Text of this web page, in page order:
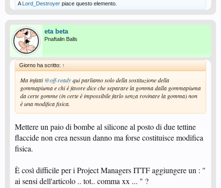
A Lord_Destroyer piace questo elemento.
eta beta
Pnaftalin Balls
Giorno ha scritto: ↑
Ma infatti@off-readyqui parliamo solo della sostituzione della
gommapiuma e chi è favore dice che separare la gomma dalla gommapiuma
da certe gomme (in certe è impossibile farlo senza rovinare la gomma) non
è una modifica fisica.
Mettere un paio di bombe al silicone al posto di due tettine
flaccide non crea nessun danno ma forse costituisce modifica
fisica.
È così difficile per i Project Managers ITTF aggiungere un : "
ai sensi dell'articolo .. tot.. comma xx ... " ?